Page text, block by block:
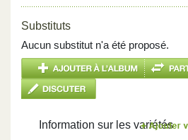
Substituts
Aucun substitut n'a été proposé.
Information sur les variétés